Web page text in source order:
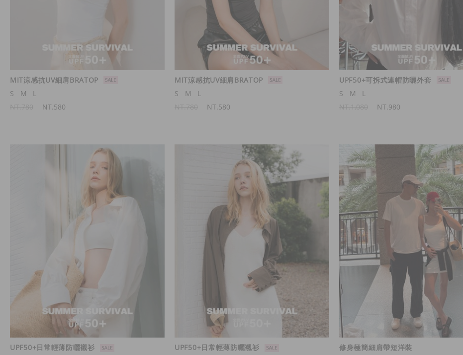
MIT涼感抗UV細肩BRATOP
S
M
L
NT.580
MIT涼感抗UV細肩BRATOP
S
M
L
NT.580
UPF50+可拆式連帽防曬外套
S
M
L
NT.980
UPF50+日常輕薄防曬襯衫
UPF50+日常輕薄防曬襯衫
修身極簡細肩帶短洋裝